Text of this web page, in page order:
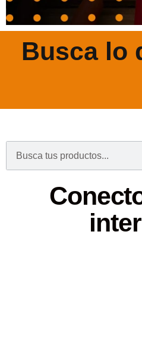
Busca lo